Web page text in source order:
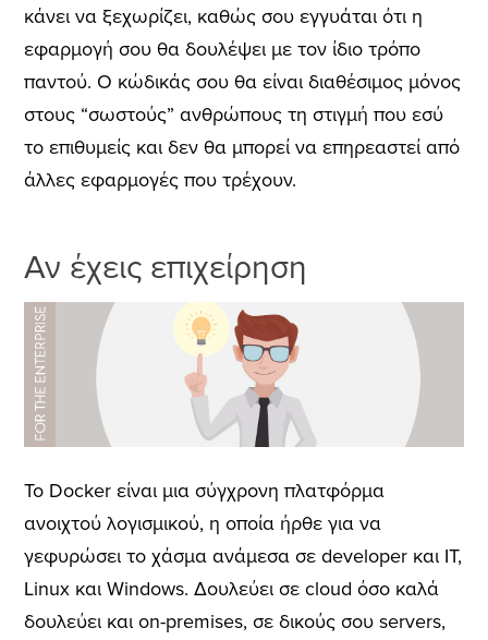
κάνει να ξεχωρίζει, καθώς σου εγγυάται ότι η
εφαρμογή σου θα δουλέψει με τον ίδιο τρόπο
παντού. Ο κώδικάς σου θα είναι διαθέσιμος μόνος
στους “σωστούς” ανθρώπους τη στιγμή που εσύ
το επιθυμείς και δεν θα μπορεί να επηρεαστεί από
άλλες εφαρμογές που τρέχουν.
Αν έχεις επιχείρηση
Το Docker είναι μια σύγχρονη πλατφόρμα
ανοιχτού λογισμικού, η οποία ήρθε για να
γεφυρώσει το χάσμα ανάμεσα σε developer και IT,
Linux και Windows. Δουλεύει σε cloud όσο καλά
δουλεύει και on-premises, σε δικούς σου servers,